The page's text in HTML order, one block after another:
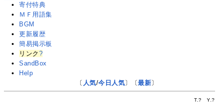
寄付特典
ＭＦ用語集
BGM
更新履歴
簡易掲示板
リンク ?
SandBox
Help
〔 人気/今日人気〕〔最新〕
T.? Y.?